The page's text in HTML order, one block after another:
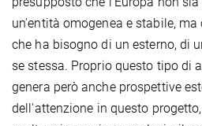
un'entità omogenea e stabile,
che ha bisogno di un esterno, di
se stessa. Proprio questo tipo di
genera però anche prospettive
dell'attenzione in questo